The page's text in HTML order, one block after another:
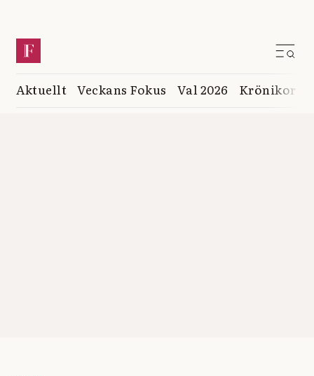
Aktuellt Veckans Fokus Val 2026 Krönikor